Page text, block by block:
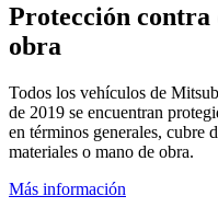
Protección contra
obra
Todos los vehículos de
de 2019 se encuentran
en términos generales, cubre
materiales o mano de obra.
Más información